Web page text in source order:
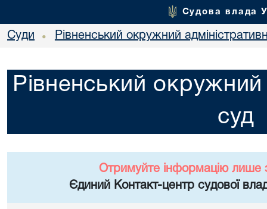
Судова влада
Суди • Рівненський окружний
Рівненський окружний
суд
Отримуйте інформацію лише
Єдиний Контакт-центр судової